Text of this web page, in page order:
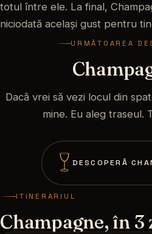
totul între ele. La final,
niciodată același gust pentru
URMĂTOAREA
Dacă vrei să vezi locul din
mine. Eu aleg traseul.
DESCOPERĂ
ITINERARIUL
Champagne, în 3